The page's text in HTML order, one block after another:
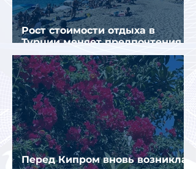
Рост стоимости отдыха в
Турции меняет предпочтения
туристов
Перед Кипром вновь возникла